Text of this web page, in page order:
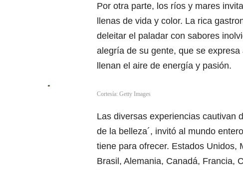
Por otra parte, los ríos y mares
llenas de vida y color. La rica
deleitar el paladar con sabores
alegría de su gente, que se
llenan el aire de energía y pasión.
Cortesía: Getty Images
Las diversas experiencias cautivan
de la belleza´, invitó al mundo
tiene para ofrecer. Estados Unidos,
Brasil, Alemania, Canadá, Francia,